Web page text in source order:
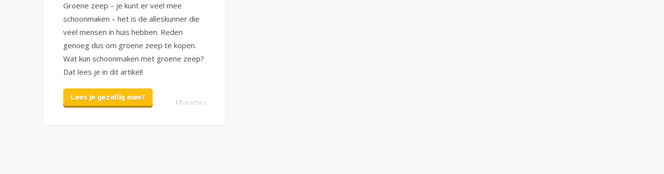
Groene zeep – je kunt er veel mee
schoonmaken – het is de alleskunner die
veel mensen in huis hebben. Reden
genoeg dus om groene zeep te kopen.
Wat kun schoonmaken met groene zeep?
Dat lees je in dit artikel!
Lees je gezellig mee?
17 reacties